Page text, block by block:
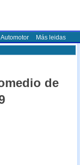
Automotor Más leidas
de